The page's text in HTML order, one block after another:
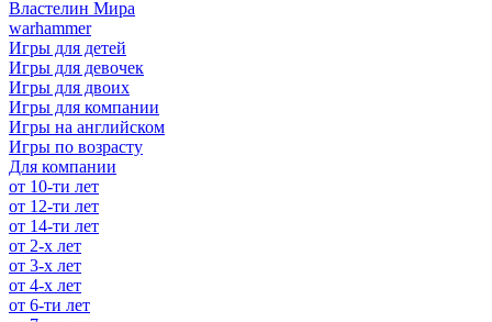
Властелин Мира
warhammer
Игры для детей
Игры для девочек
Игры для двоих
Игры для компании
Игры на английском
Игры по возрасту
Для компании
от 10-ти лет
от 12-ти лет
от 14-ти лет
от 2-х лет
от 3-х лет
от 4-х лет
от 6-ти лет